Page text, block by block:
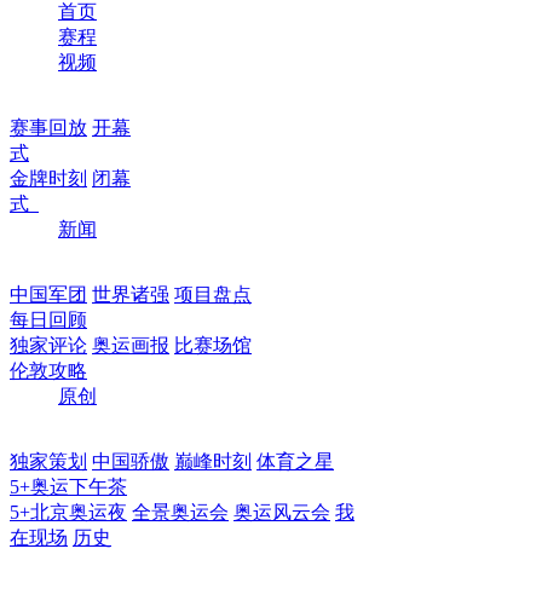
首页
赛程
视频
赛事回放 开幕
式
金牌时刻 闭幕
式
新闻
中国军团 世界诸强 项目盘点
每日回顾
独家评论 奥运画报 比赛场馆
伦敦攻略
原创
独家策划 中国骄傲 巅峰时刻 体育之星
5+奥运下午茶
5+北京奥运夜 全景奥运会 奥运风云会 我
在现场 历史